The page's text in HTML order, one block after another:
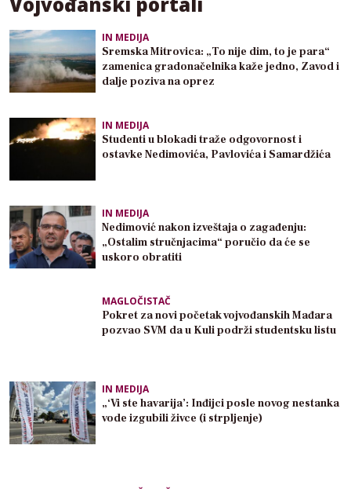
IN MEDIJA
Sremska Mitrovica: „To nije dim, to je para“
zamenica gradonačelnika kaže jedno, Zavod i
dalje poziva na oprez
IN MEDIJA
Studenti u blokadi traže odgovornost i
ostavke Nedimovića, Pavlovića i Samardžića
IN MEDIJA
Nedimović nakon izveštaja o zagađenju:
„Ostalim stručnjacima“ poručio da će se
uskoro obratiti
MAGLOČISTAČ
Pokret za novi početak vojvođanskih Mađara
pozvao SVM da u Kuli podrži studentsku listu
IN MEDIJA
„‘Vi ste havarija’: Inđijci posle novog nestanka
vode izgubili živce (i strpljenje)